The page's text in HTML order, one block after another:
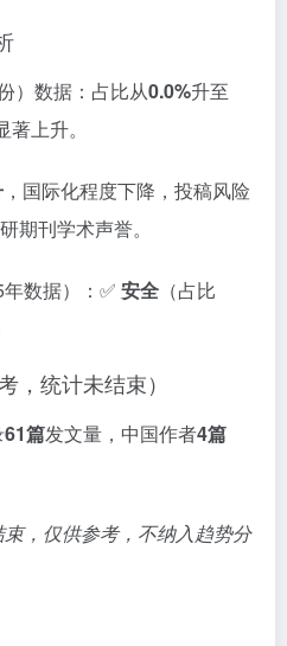
）数据：占比从0.0%升至
著上升。
，国际化程度下降，投稿风险
期刊学术声誉。
年数据）：✅ 安全 （占比
，统计未结束）
61篇发文量，中国作者4篇
，仅供参考，不纳入趋势分